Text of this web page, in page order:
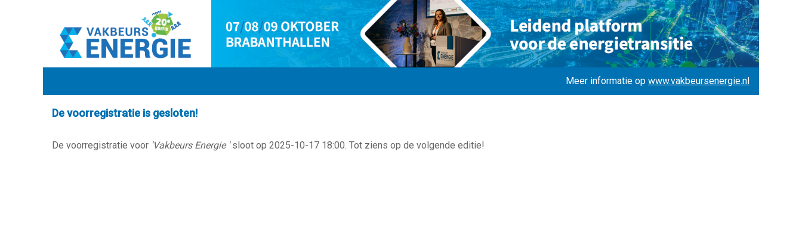
Meer informatie op www.vakbeursenergie.nl
De voorregistratie is gesloten!
De voorregistratie voor 'Vakbeurs Energie ' sloot op 2025-10-17 18:00. Tot ziens op de volgende editie!